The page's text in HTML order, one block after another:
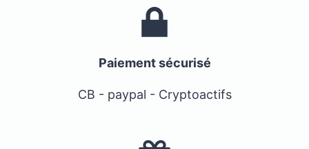
Paiement sécurisé
CB - paypal - Cryptoactifs